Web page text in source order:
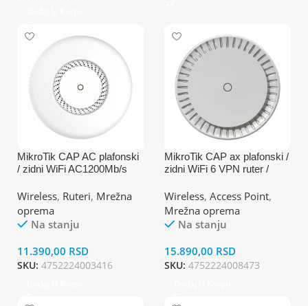
MikroTik CAP AC plafonski
/ zidni WiFi AC1200Mb/s
band 2.5 & 5GHz
Wireless, Ruteri, Mrežna
oprema
Na stanju
11.390,00 RSD
SKU: 4752224003416
MikroTik CAP ax plafonski /
zidni WiFi 6 VPN ruter /
5HaxD2HaxD
Wireless, Access Point,
Mrežna oprema
Na stanju
15.890,00 RSD
SKU: 4752224008473